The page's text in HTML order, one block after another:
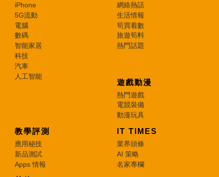
iPhone
5G流動
電腦
數碼
智能家居
科技
汽車
人工智能
網絡熱話
生活情報
筍買着數
旅遊筍料
熱門話題
遊戲動漫
熱門遊戲
電競裝備
動漫玩具
教學評測
應用秘技
新品測試
Apps 情報
IT TIMES
業界頭條
AI 策略
名家專欄